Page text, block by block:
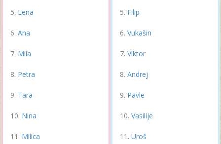
Lena
Ana
Mila
Petra
Tara
Nina
Milica
Filip
Vukašin
Viktor
Andrej
Pavle
Vasilije
Uroš